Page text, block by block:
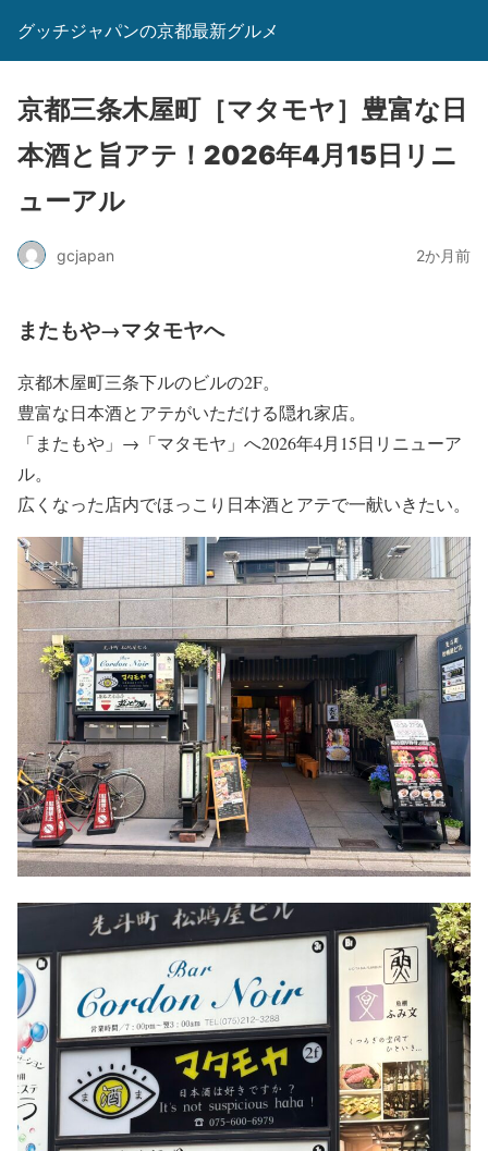
グッチジャパンの京都最新グルメ
京都三条木屋町［マタモヤ］豊富な日
本酒と旨アテ！2026年4月15日リニ
ューアル
gcjapan 2か月前
またもや→マタモヤへ
京都木屋町三条下ルのビルの2F。
豊富な日本酒とアテがいただける隠れ家店。
「またもや」→「マタモヤ」へ2026年4月15日リニューア
ル。
広くなった店内でほっこり日本酒とアテで一献いきたい。